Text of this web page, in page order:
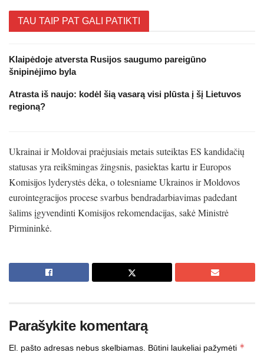
TAU TAIP PAT GALI PATIKTI
Klaipėdoje atversta Rusijos saugumo pareigūno
šnipinėjimo byla
Atrasta iš naujo: kodėl šią vasarą visi plūsta į šį Lietuvos
regioną?
Ukrainai ir Moldovai praėjusiais metais suteiktas ES kandidačių
statusas yra reikšmingas žingsnis, pasiektas kartu ir Europos
Komisijos lyderystės dėka, o tolesniame Ukrainos ir Moldovos
eurointegracijos procese svarbus bendradarbiavimas padedant
šalims įgyvendinti Komisijos rekomendacijas, sakė Ministrė
Pirmininkė.
Parašykite komentarą
El. pašto adresas nebus skelbiamas. Būtini laukeliai pažymėti *